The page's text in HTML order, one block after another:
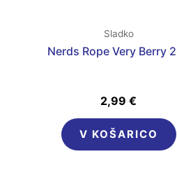
Sladko
Nerds Rope Very Berry
2,99 €
V KOŠARICO